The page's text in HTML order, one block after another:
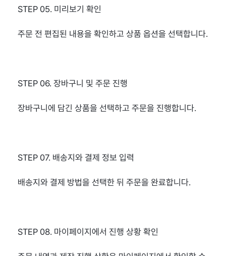
STEP 05. 미리보기 확인
주문 전 편집된 내용을 확인하고 상품 옵션을 선택합니다.
STEP 06. 장바구니 및 주문 진행
장바구니에 담긴 상품을 선택하고 주문을 진행합니다.
STEP 07. 배송지와 결제 정보 입력
배송지와 결제 방법을 선택한 뒤 주문을 완료합니다.
STEP 08. 마이페이지에서 진행 상황 확인